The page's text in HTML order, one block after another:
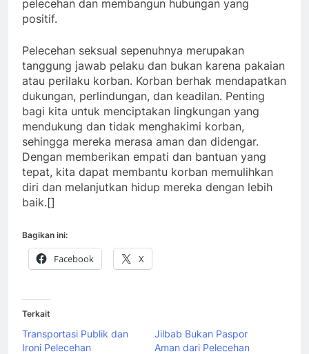
pelecehan dan membangun hubungan yang
positif.
Pelecehan seksual sepenuhnya merupakan
tanggung jawab pelaku dan bukan karena pakaian
atau perilaku korban. Korban berhak mendapatkan
dukungan, perlindungan, dan keadilan. Penting
bagi kita untuk menciptakan lingkungan yang
mendukung dan tidak menghakimi korban,
sehingga mereka merasa aman dan didengar.
Dengan memberikan empati dan bantuan yang
tepat, kita dapat membantu korban memulihkan
diri dan melanjutkan hidup mereka dengan lebih
baik.[]
Bagikan ini:
Facebook X
Terkait
Transportasi Publik dan
Ironi Pelecehan
Jilbab Bukan Paspor
Aman dari Pelecehan